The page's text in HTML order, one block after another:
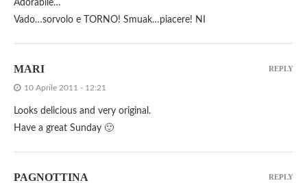
Adorabile…
Vado…sorvolo e TORNO! Smuak…piacere! NI
MARI
10 Aprile 2011 - 12:21
Looks delicious and very original.
Have a great Sunday 🙂
REPLY
PAGNOTTINA REPLY